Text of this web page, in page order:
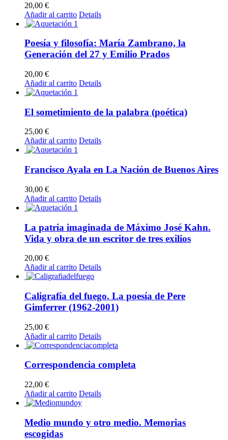
20,00 €
Añadir al carrito Details
Poesía y filosofía: María Zambrano, la
Generación del 27 y Emilio Prados
20,00 €
Añadir al carrito Details
El sometimiento de la palabra (poética)
25,00 €
Añadir al carrito Details
Francisco Ayala en La Nación de Buenos Aires
30,00 €
Añadir al carrito Details
La patria imaginada de Máximo José Kahn.
Vida y obra de un escritor de tres exilios
20,00 €
Añadir al carrito Details
Caligrafía del fuego. La poesía de Pere
Gimferrer (1962-2001)
25,00 €
Añadir al carrito Details
Correspondencia completa
22,00 €
Añadir al carrito Details
Medio mundo y otro medio. Memorias
escogidas